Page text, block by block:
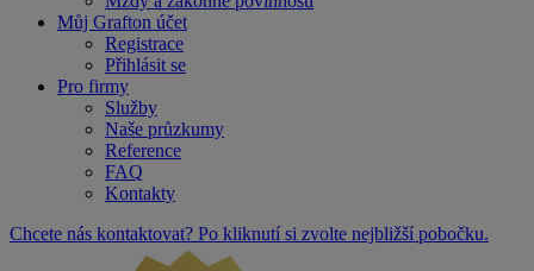
Můj Grafton účet
Registrace
Přihlásit se
Pro firmy
Služby
Naše průzkumy
Reference
FAQ
Kontakty
Chcete nás kontaktovat? Po kliknutí si zvolte nejbližší pobočku.